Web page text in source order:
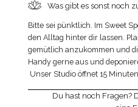
Was gibt es sonst noch
Bitte sei pünktlich. Im Sweet
den Alltag hinter dir lassen.
gemütlich anzukommen und
Handy gerne aus und
Unser Studio öffnet 15
Du hast noch Fragen?